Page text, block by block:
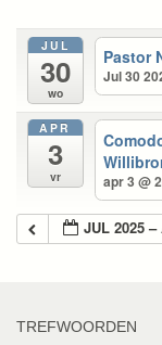
JUL
30
wo
Pastor
Jul 30
APR
3
vr apr 3 @
JUL 2025 –
TREFWOORDEN